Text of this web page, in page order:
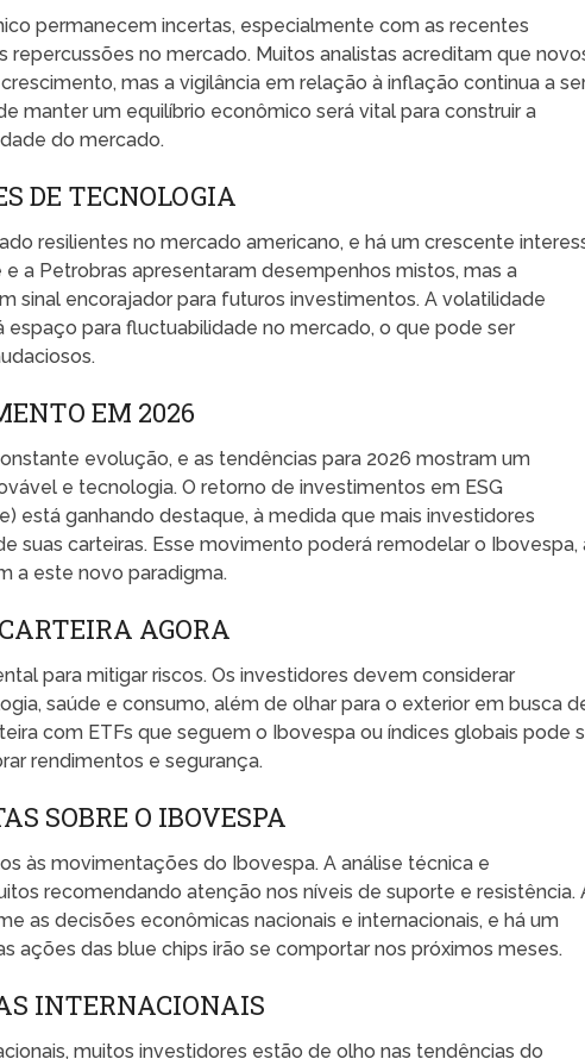
permanecem incertas, especialmente com as recentes
repercussões no mercado. Muitos analistas acreditam que
mas a vigilância em relação à inflação continua a
manter um equilíbrio econômico será vital para construir a
do mercado.
DE TECNOLOGIA
resilientes no mercado americano, e há um crescente
e a Petrobras apresentaram desempenhos mistos, mas a
sinal encorajador para futuros investimentos. A volatilidade
para fluctuabilidade no mercado, o que pode ser
EM 2026
evolução, e as tendências para 2026 mostram um
e tecnologia. O retorno de investimentos em ESG
está ganhando destaque, à medida que mais investidores
suas carteiras. Esse movimento poderá remodelar o Ibovespa,
a este novo paradigma.
AGORA
para mitigar riscos. Os investidores devem considerar
saúde e consumo, além de olhar para o exterior em busca
com ETFs que seguem o Ibovespa ou índices globais pode
rendimentos e segurança.
SOBRE O IBOVESPA
às movimentações do Ibovespa. A análise técnica e
recomendando atenção nos níveis de suporte e resistência.
as decisões econômicas nacionais e internacionais, e há um
ações das blue chips irão se comportar nos próximos meses.
INTERNACIONAIS
muitos investidores estão de olho nas tendências do